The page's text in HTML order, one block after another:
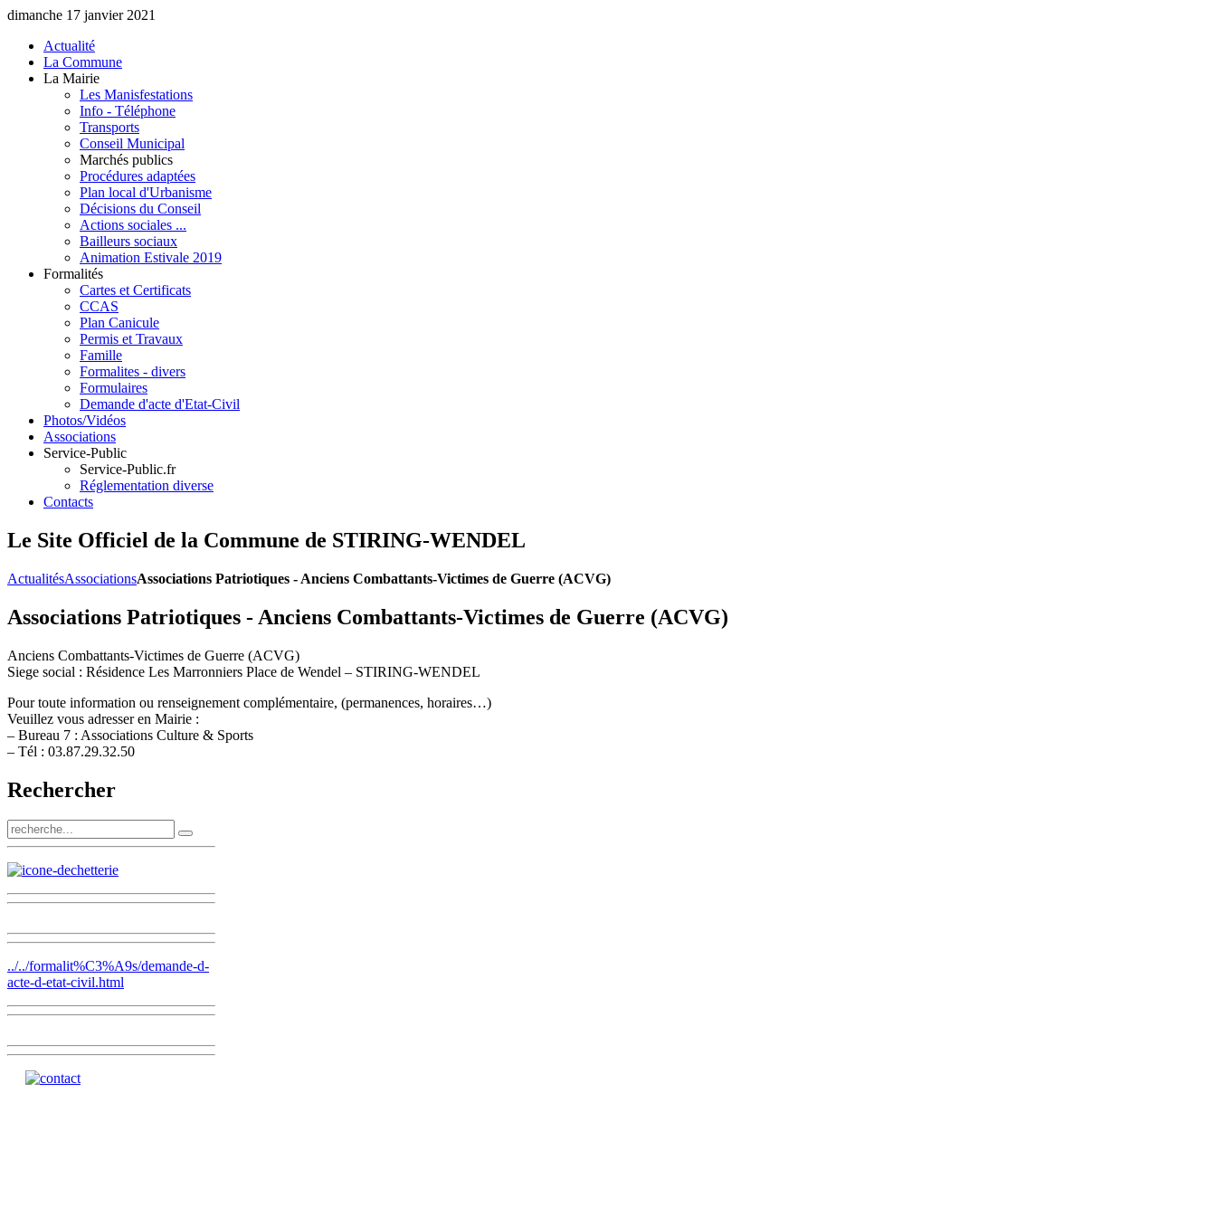
dimanche 17 janvier 2021
Actualité
La Commune
La Mairie
Les Manisfestations
Info - Téléphone
Transports
Conseil Municipal
Marchés publics
Procédures adaptées
Plan local d'Urbanisme
Décisions du Conseil
Actions sociales ...
Bailleurs sociaux
Animation Estivale 2019
Formalités
Cartes et Certificats
CCAS
Plan Canicule
Permis et Travaux
Famille
Formalites - divers
Formulaires
Demande d'acte d'Etat-Civil
Photos/Vidéos
Associations
Service-Public
Service-Public.fr
Réglementation diverse
Contacts
Le Site Officiel de la Commune de STIRING-WENDEL
ActualitésAssociationsAssociations Patriotiques - Anciens Combattants-Victimes de Guerre (ACVG)
Associations Patriotiques - Anciens Combattants-Victimes de Guerre (ACVG)
Anciens Combattants-Victimes de Guerre (ACVG)
Siege social : Résidence Les Marronniers Place de Wendel – STIRING-WENDEL
Pour toute information ou renseignement complémentaire, (permanences, horaires…)
Veuillez vous adresser en Mairie :
– Bureau 7 : Associations Culture & Sports
– Tél : 03.87.29.32.50
Rechercher
../../formalit%C3%A9s/demande-d-
acte-d-etat-civil.html